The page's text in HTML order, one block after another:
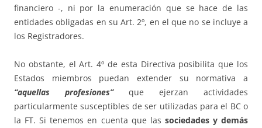
financiero -, ni por la enumeración que se hace de las
entidades obligadas en su Art. 2º, en el que no se incluye a
los Registradores.
No obstante, el Art. 4º de esta Directiva posibilita que los
Estados miembros puedan extender su normativa a
“aquellas profesiones”que ejerzan actividades
particularmente susceptibles de ser utilizadas para el BC o
la FT. Si tenemos en cuenta que las sociedades y demás